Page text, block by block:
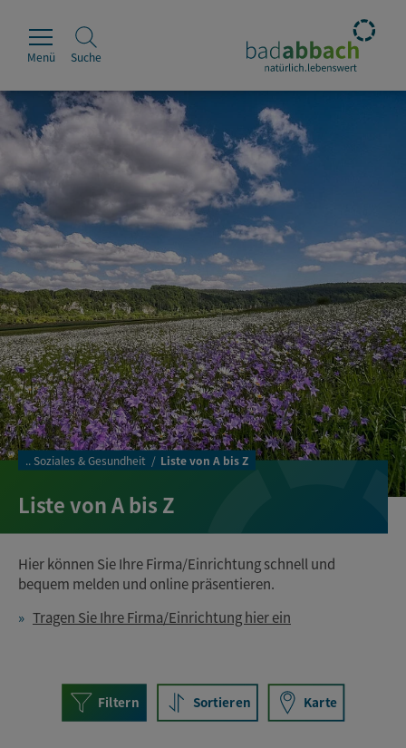
Rathaus
Erleben
Leben & Wohnen
Wirtschaft & Handel
Menü Suche
.. Soziales & Gesundheit Liste von A bis Z
Liste von A bis Z
Hier können Sie Ihre Firma/Einrichtung schnell und
bequem melden und online präsentieren.
Tragen Sie Ihre Firma/Einrichtung hier ein
Filtern Sortieren Karte